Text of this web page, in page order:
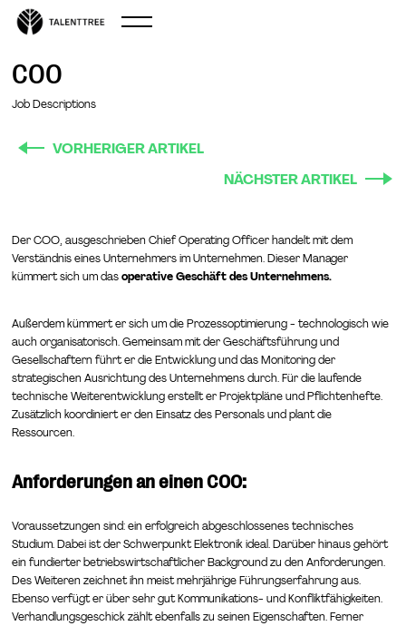
COO
Job Descriptions
VORHERIGER ARTIKEL
NÄCHSTER ARTIKEL
Der COO, ausgeschrieben Chief Operating Officer handelt mit dem
Verständnis eines Unternehmers im Unternehmen. Dieser Manager
kümmert sich um dasoperative Geschäft des Unternehmens.
Außerdem kümmert er sich um die Prozessoptimierung - technologisch wie
auch organisatorisch. Gemeinsam mit der Geschäftsführung und
Gesellschaftern führt er die Entwicklung und das Monitoring der
strategischen Ausrichtung des Unternehmens durch. Für die laufende
technische Weiterentwicklung erstellt er Projektpläne und Pflichtenhefte.
Zusätzlich koordiniert er den Einsatz des Personals und plant die
Ressourcen.
Anforderungen an einen COO:
Voraussetzungen sind: ein erfolgreich abgeschlossenes technisches
Studium. Dabei ist der Schwerpunkt Elektronik ideal. Darüber hinaus gehört
ein fundierter betriebswirtschaftlicher Background zu den Anforderungen.
Des Weiteren zeichnet ihn meist mehrjährige Führungserfahrung aus.
Ebenso verfügt er über sehr gut Kommunikations- und Konfliktfähigkeiten.
Verhandlungsgeschick zählt ebenfalls zu seinen Eigenschaften. Ferner